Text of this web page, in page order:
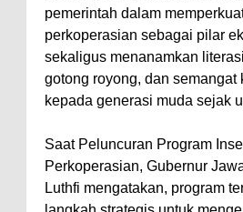
pemerintah dalam
perkoperasian sebagai pilar
sekaligus menanamkan
gotong royong, dan semangat
kepada generasi muda sejak
Saat Peluncuran Program
Perkoperasian, Gubernur
Luthfi mengatakan, program